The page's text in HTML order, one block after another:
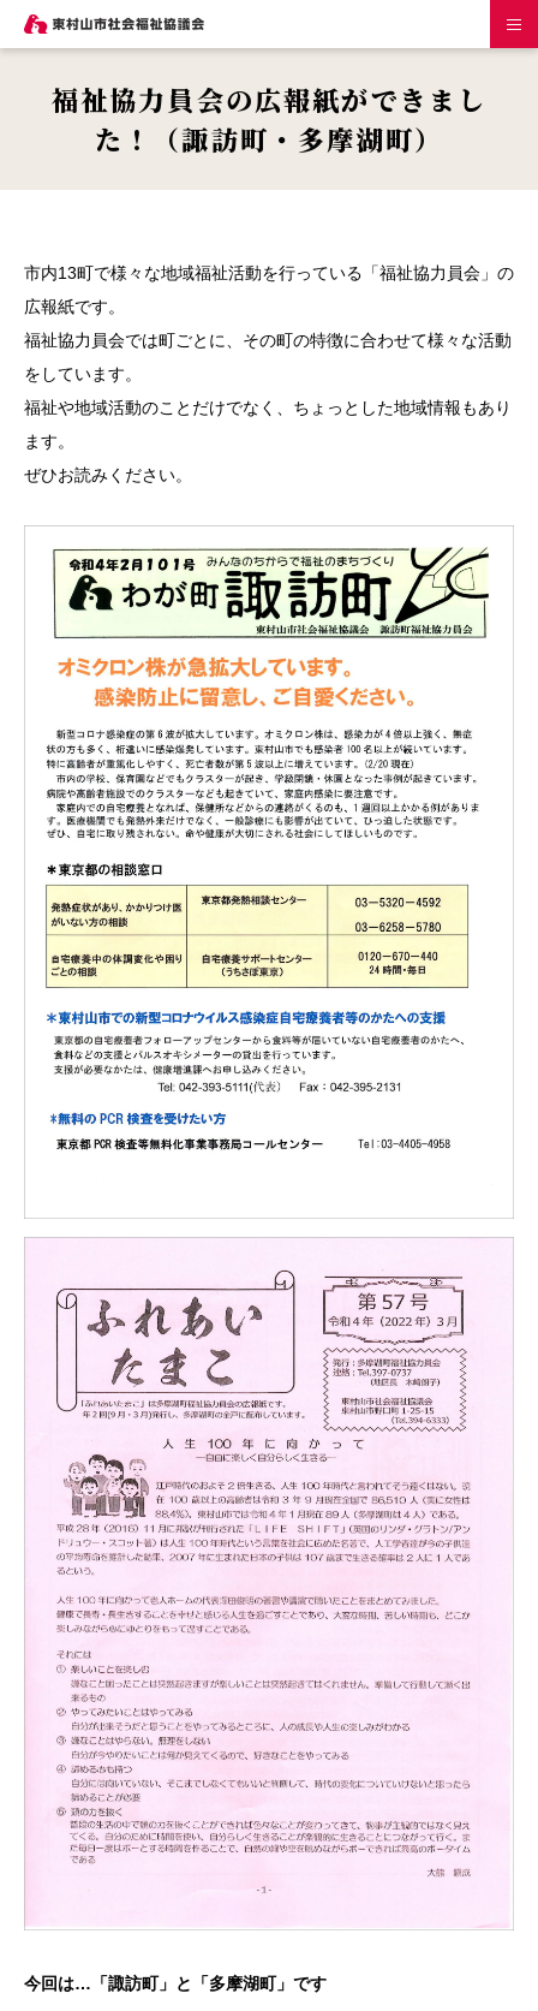
福祉協力員会の広報紙ができまし
た！（諏訪町・多摩湖町）
市内13町で様々な地域福祉活動を行っている「福祉協力員会」の
広報紙です。
福祉協力員会では町ごとに、その町の特徴に合わせて様々な活動
をしています。
福祉や地域活動のことだけでなく、ちょっとした地域情報もあり
ます。
ぜひお読みください。
今回は…「諏訪町」と「多摩湖町」です